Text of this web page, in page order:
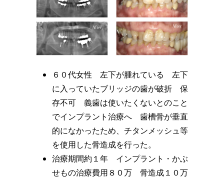
６０代女性 左下が腫れている 左下
に入っていたブリッジの歯が破折 保
存不可 義歯は使いたくないとのこと
でインプラント治療へ 歯槽骨が垂直
的になかったため、チタンメッシュ等
を使用した骨造成を行った。
治療期間約１年 インプラント・かぶ
せもの治療費用８０万 骨造成１０万